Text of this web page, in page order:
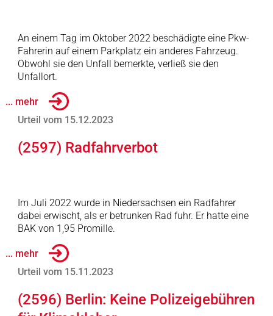
An einem Tag im Oktober 2022 beschädigte eine Pkw-
Fahrerin auf einem Parkplatz ein anderes Fahrzeug.
Obwohl sie den Unfall bemerkte, verließ sie den
Unfallort.
... mehr
Urteil vom 15.12.2023
(2597) Radfahrverbot
Im Juli 2022 wurde in Niedersachsen ein Radfahrer
dabei erwischt, als er betrunken Rad fuhr. Er hatte eine
BAK von 1,95 Promille.
... mehr
Urteil vom 15.11.2023
(2596) Berlin: Keine Polizeigebühren